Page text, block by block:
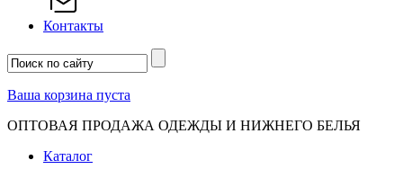
Контакты
Ваша корзина пуста
ОПТОВАЯ ПРОДАЖА ОДЕЖДЫ И НИЖНЕГО БЕЛЬЯ
Каталог